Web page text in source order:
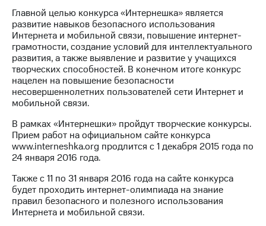
регионе
и акционерам
Корпоративное
управление
Корпоративный
секретарь
Раскрытие
Информация
акционерам
Документы
ПАО
Собрания
акционеров
Личный
кабинет
Главной целью конкурса «Интернешка» является
развитие навыков безопасного использования
Интернета и мобильной связи, повышение интернет-
грамотности, создание условий для интеллектуального
развития, а также выявление и развитие у учащихся
творческих способностей. В конечном итоге конкурс
нацелен на повышение безопасности
несовершеннолетних пользователей сети Интернет и
мобильной связи.
В рамках «Интернешки» пройдут творческие конкурсы.
Прием работ на официальном сайте конкурса
www.interneshka.org продлится с 1 декабря 2015 года по
24 января 2016 года.
Также с 11 по 31 января 2016 года на сайте конкурса
будет проходить интернет-олимпиада на знание
правил безопасного и полезного использования
Интернета и мобильной связи.